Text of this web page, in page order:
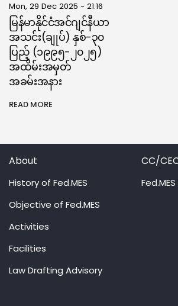
Mon, 29 Dec 2025 - 21:16
မြန်မာနိုင်ငံအင်ဂျင်နီယာ
အသင်း(ချုပ်) နှစ်-၃၀
ပြည့် (၁၉၉၅-၂၀၂၅)
အထိမ်းအမှတ်
အခမ်းအနား
READ MORE
About
History of Fed.MES
Objective of Fed.MES
Activities
Facilities
Law Drafting Advisory
CC/